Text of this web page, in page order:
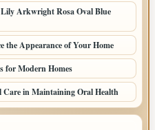
Lily Arkwright Rosa Oval Blue
the Appearance of Your Home
for Modern Homes
Care in Maintaining Oral Health